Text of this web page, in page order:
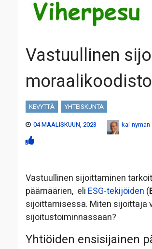
Vastuullinen
KEVYTTÄ
YHTEISKUNTA
04 MAALISKUUN, 2023
kai-nyman
Vastuullinen sijoittaminen
päämäärien, eli ESG-tekijöiden (
sijoittamisessa. Miten sijoittaja
sijoitustoiminnassaan?
Yhtiöiden ensisijainen